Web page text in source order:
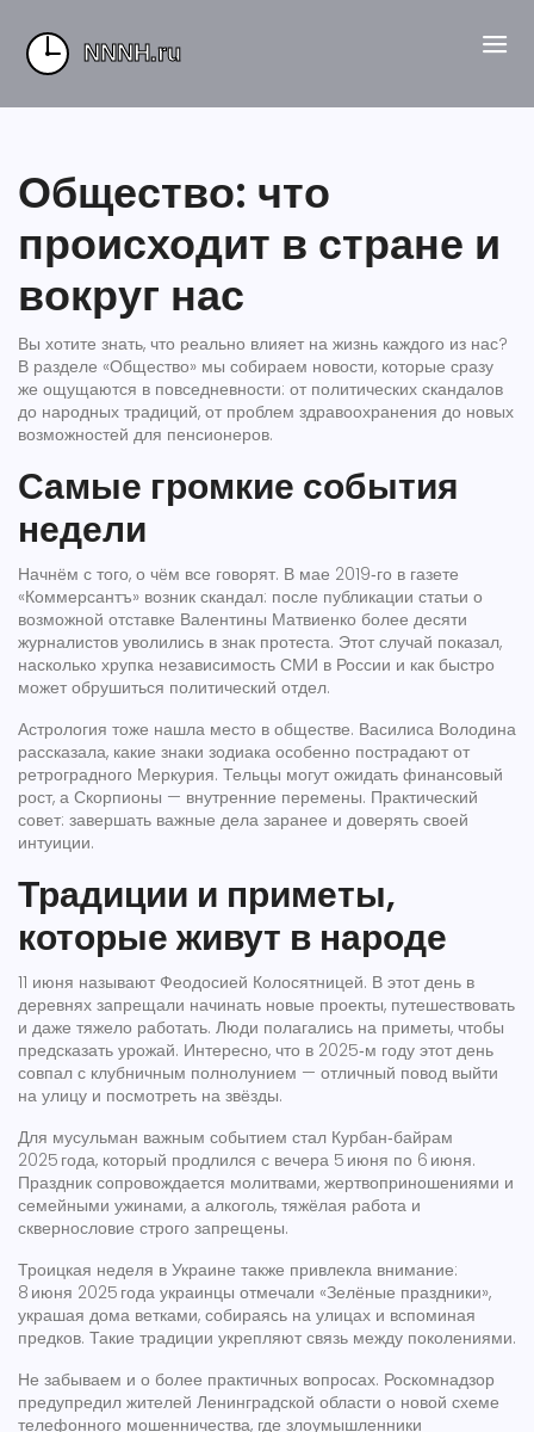
Общество: что
происходит в стране и
вокруг нас
Вы хотите знать, что реально влияет на жизнь каждого из нас?
В разделе «Общество» мы собираем новости, которые сразу
же ощущаются в повседневности: от политических скандалов
до народных традиций, от проблем здравоохранения до новых
возможностей для пенсионеров.
Самые громкие события
недели
Начнём с того, о чём все говорят. В мае 2019‑го в газете
«Коммерсантъ» возник скандал: после публикации статьи о
возможной отставке Валентины Матвиенко более десяти
журналистов уволились в знак протеста. Этот случай показал,
насколько хрупка независимость СМИ в России и как быстро
может обрушиться политический отдел.
Астрология тоже нашла место в обществе. Василиса Володина
рассказала, какие знаки зодиака особенно пострадают от
ретроградного Меркурия. Тельцы могут ожидать финансовый
рост, а Скорпионы — внутренние перемены. Практический
совет: завершать важные дела заранее и доверять своей
интуиции.
Традиции и приметы,
которые живут в народе
11 июня называют Феодосией Колосятницей. В этот день в
деревнях запрещали начинать новые проекты, путешествовать
и даже тяжело работать. Люди полагались на приметы, чтобы
предсказать урожай. Интересно, что в 2025‑м году этот день
совпал с клубничным полнолунием — отличный повод выйти
на улицу и посмотреть на звёзды.
Для мусульман важным событием стал Курбан‑байрам
2025 года, который продлился с вечера 5 июня по 6 июня.
Праздник сопровождается молитвами, жертвоприношениями и
семейными ужинами, а алкоголь, тяжёлая работа и
сквернословие строго запрещены.
Троицкая неделя в Украине также привлекла внимание:
8 июня 2025 года украинцы отмечали «Зелёные праздники»,
украшая дома ветками, собираясь на улицах и вспоминая
предков. Такие традиции укрепляют связь между поколениями.
Не забываем и о более практичных вопросах. Роскомнадзор
предупредил жителей Ленинградской области о новой схеме
телефонного мошенничества, где злоумышленники